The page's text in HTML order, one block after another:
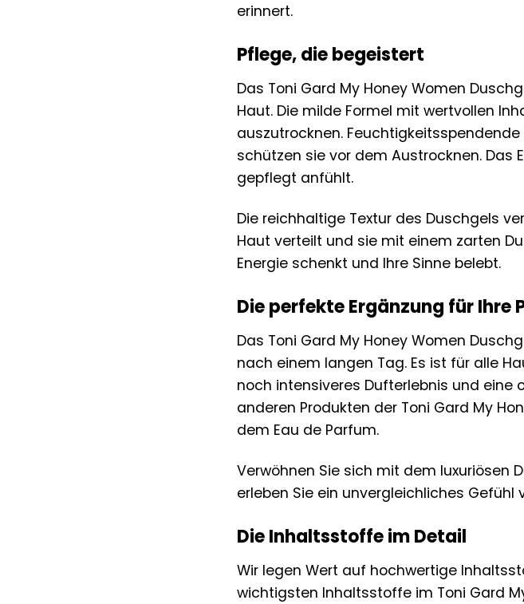
erinnert.
Pflege, die begeistert
Das Toni Gard My Honey Women
Haut. Die milde Formel mit wertvollen
auszutrocknen.
schützen sie vor dem Austrocknen. Das
gepflegt anfühlt.
Die reichhaltige Textur des Duschgels
Haut verteilt und sie mit einem zarten
Energie schenkt und Ihre Sinne belebt.
Die perfekte Ergänzung für Ihre
Das Toni Gard My Honey Women
nach einem langen Tag. Es ist für alle
noch intensiveres Dufterlebnis und eine
anderen Produkten der Toni Gard My
dem Eau de Parfum.
Verwöhnen Sie sich mit dem luxuriösen
erleben Sie ein unvergleichliches
Die Inhaltsstoffe im Detail
Wir legen Wert auf hochwertige
wichtigsten Inhaltsstoffe im Toni Gard